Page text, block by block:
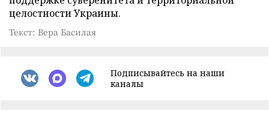
целостности Украины.
Текст: Вера Басилая
Подписывайтесь на наши
каналы